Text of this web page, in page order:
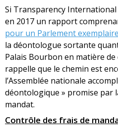
Si Transparency
en 2017 un rapport
pour un Parlement exemplaire
la déontologue sortante
Palais Bourbon en matière de
rappelle que le chemin est
l’Assemblée nationale
déontologique » promise par
mandat.
Contrôle des frais de